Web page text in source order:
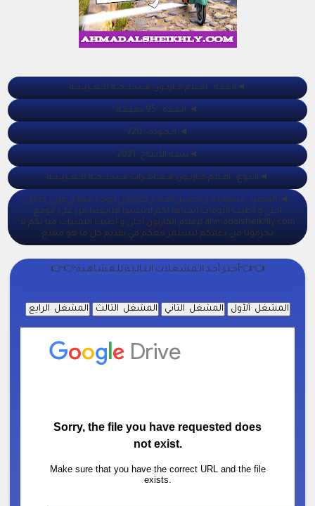
◄الـفـئـة : أفــلام كــارتــون مــدبــلــجــة للــعــربــيــة
◄ الـمـدة : 95 دقـيـقـة
◄ الـجـودة : 720
◄سنـة ألأنـتـاج: 2021
◄الـنـوع : أفــلام كــارتــون مــغــامــرات مــدبــلــجــة للــعــربــيــة
◄ القصة : مشاهدة و تحميل أفــلام كــارتــون لــوكــا مدبلج عربي كامل
أحلى و أطيب الأوقات أتمناها لكم لاتنسوا متابعتنا من على موقع
ahmadalsheikhly.com لإفلام الكارتون أحلى و أطيب التمنيات منا لكم لا
تحرمونا من دعمكم لنستمر معكم في تقديم كل ما هو ممتع
👈👈أخـتـر أحـد الـمـشـغـلات الـتـالـيـة للـمـشـاهـدة👉👉